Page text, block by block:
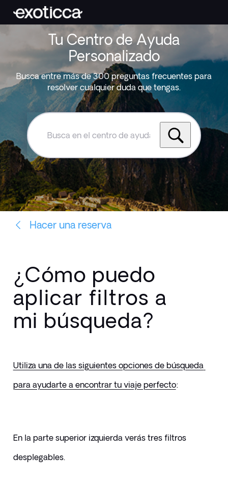
Tu Centro de Ayuda
Personalizado
Busca entre más de 300 preguntas frecuentes para
resolver cualquier duda que tengas.
Busca
el
centro
de
ayuda
de
Exoticca
Hacer una reserva
¿Cómo puedo
aplicar filtros a
mi búsqueda?
Utiliza una de las siguientes opciones de búsqueda
para ayudarte a encontrar tu viaje perfecto:
En la parte superior izquierda verás tres filtros
desplegables.